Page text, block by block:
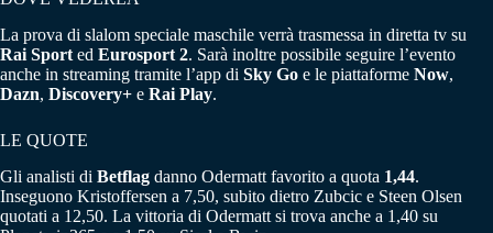
La prova di slalom speciale maschile verrà trasmessa in diretta tv su
Rai Sport ed Eurosport 2. Sarà inoltre possibile seguire l’evento
anche in streaming tramite l’app di Sky Go e le piattaforme Now,
Dazn, Discovery+ e Rai Play.
LE QUOTE
Gli analisti di Betflag danno Odermatt favorito a quota 1,44.
Inseguono Kristoffersen a 7,50, subito dietro Zubcic e Steen Olsen
quotati a 12,50. La vittoria di Odermatt si trova anche a 1,40 su